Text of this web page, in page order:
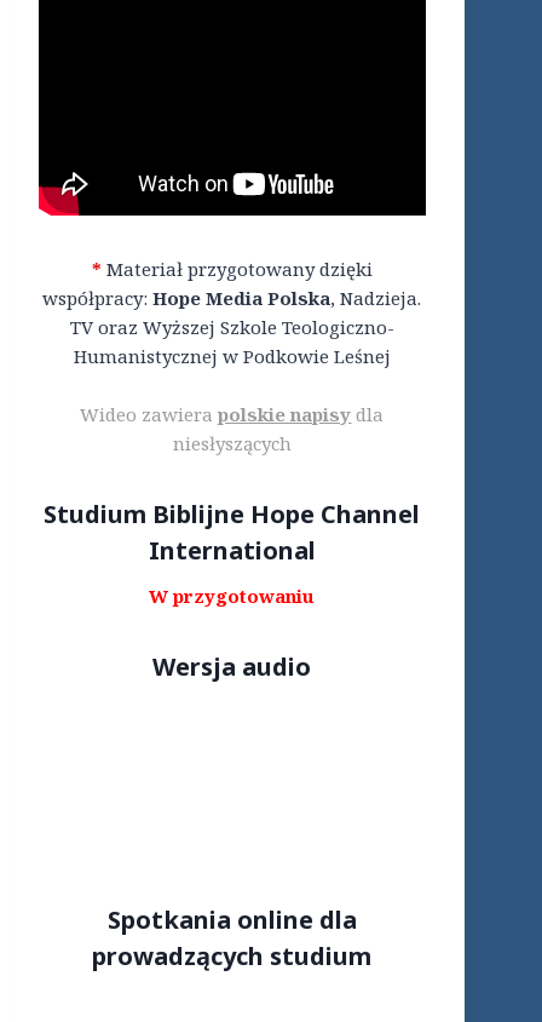
* Materiał przygotowany dzięki
współpracy:Hope Media Polska, Nadzieja.
TV oraz Wyższej Szkole Teologiczno-
Humanistycznej w Podkowie Leśnej
Wideo zawierapolskie napisy dla
niesłyszących
Studium Biblijne Hope Channel
International
W przygotowaniu
Wersja audio
Spotkania online dla
prowadzących studium